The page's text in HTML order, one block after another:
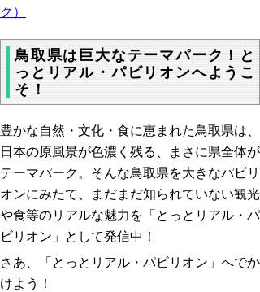
ク）
鳥取県は巨大なテーマパーク！と
っとリアル・パビリオンへようこ
そ！
豊かな自然・文化・食に恵まれた鳥取県は、
日本の原風景が色濃く残る、まさに県全体が
テーマパーク。 そんな鳥取県を大きなパビリ
オンにみたて、まだまだ知られていない観光
や食等のリアルな魅力を「とっとリアル・パ
ビリオン」として発信中！
さあ、「とっとリアル・パビリオン」へでか
けよう！